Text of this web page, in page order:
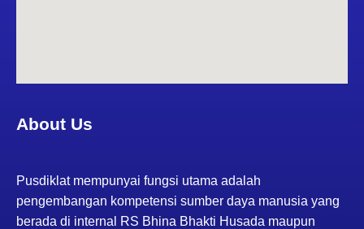
About Us
Pusdiklat mempunyai fungsi utama adalah
pengembangan kompetensi sumber daya manusia yang
berada di internal RS Bhina Bhakti Husada maupun